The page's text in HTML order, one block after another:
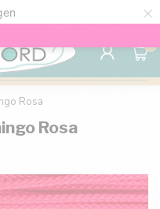
×
150 €
0
Rosa
Rosa